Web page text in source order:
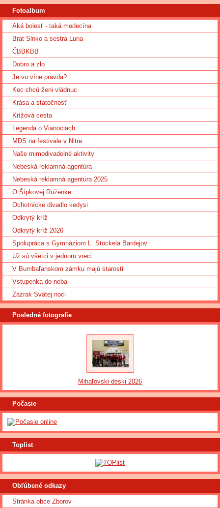
Fotoalbum
Aká bolesť - taká medecína
Brat Slnko a sestra Luna
ČBBKBB
Dobro a zlo
Je vo víne pravda?
Kec chcú ženi vládnuc
Krása a statočnosť
Krížová cesta
Legenda o Vianociach
MDS na festivale v Nitre
Naše mimodivadelné aktivity
Nebeská reklamná agentúra
Nebeská reklamná agentúra 2025
O Šípkovej Ruženke
Ochotnícke divadlo kedysi
Odkrytý kríž
Odkrytý kríž 2026
Spolupráca s Gymnáziom L. Stöckela Bardejov
Už sú všetci v jednom vreci
V Bumbaľanskom zámku majú starosti
Vstupenka do neba
Zázrak Svätej noci
Posledné fotografie
Mihaľovski deski 2026
Počasie
Toplist
Obľúbené odkazy
Stránka obce Zborov